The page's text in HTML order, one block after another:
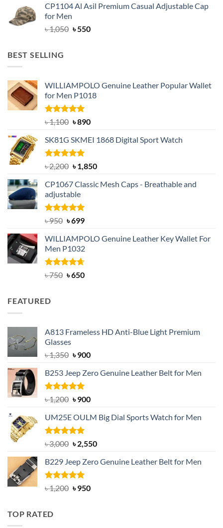
was: is:
CP1104 Al Asil Premium Casual Adjustable Cap
for Men
৳1,050 Original
৳550Current
BEST SELLING
WILLIAMPOLO Genuine Leather Popular Wallet
for Men P1018
Rated5.00
out of 5
৳1,100 Original
was:
৳ 1,100.
৳890Current
is:
SK81G SKMEI 1868 Digital Sport Watch
Rated5.00
out of 5
৳2,200 Original
was:
৳ 2,200.
৳1,850Current
is:
CP1067 Classic Mesh Caps - Breathable and
adjustable
Rated5.00
৳950 Original
was:
৳ 950.
৳699Current
is:
৳ 699.
WILLIAMPOLO Genuine Leather Key Wallet For
Men P1032
Rated4.63
৳750 Original
৳650Current
FEATURED
A813 Frameless HD Anti-Blue Light Premium
Glasses
৳1,350 Original
was:
৳ 1,350.
৳900Current
is:
B253 Jeep Zero Genuine Leather Belt for Men
Rated5.00
out of 5
৳1,200 Original
was:
৳ 1,200.
৳900Current
is:
UM25E OULM Big Dial Sports Watch for Men
Rated5.00
out of 5
৳3,000 Original
was:
৳ 3,000.
৳2,550Current
is:
B229 Jeep Zero Genuine Leather Belt for Men
Rated4.92
out of 5
৳1,200 Original
৳950Current
TOP RATED